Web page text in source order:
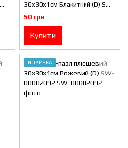
30х30х1см Блакитний (D) SW-
00002090
50 грн
Купити
НОВИНКА